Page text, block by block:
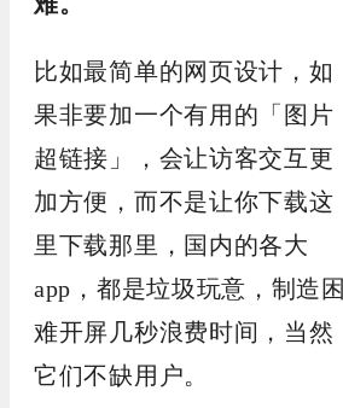
比如最简单的网页设计，如
果非要加一个有用的「图片
超链接」，会让访客交互更
加方便，而不是让你下载这
里下载那里，国内的各大
app，都是垃圾玩意，制造困
难开屏几秒浪费时间，当然
它们不缺用户。